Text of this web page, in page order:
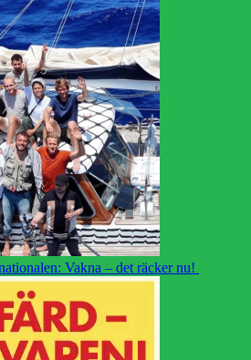
Vakna – det räcker nu!